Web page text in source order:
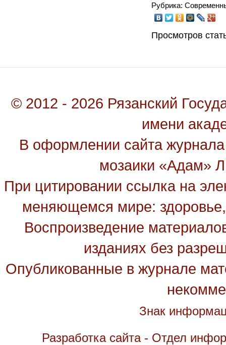
Рубрика:
Просмотров
© 2012 - 2026 Рязанский
имени
В оформлении сайта
мозаики «Адам»
При цитировании ссылка на
меняющемся мире: здоровье,
Воспроизведение
изданиях без
Опубликованные в журнале
Знак
Разработка сайта - Отдел